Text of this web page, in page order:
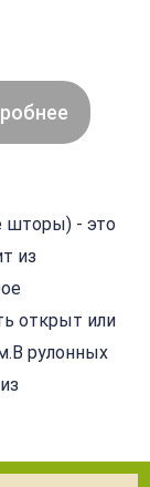
шторы) - это
из
открыт или
рулонных